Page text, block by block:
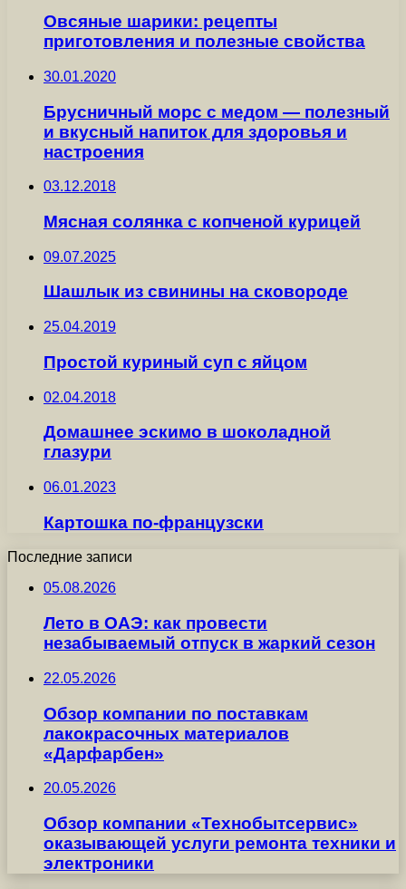
Овсяные шарики: рецепты
приготовления и полезные свойства
30.01.2020
Брусничный морс с медом — полезный
и вкусный напиток для здоровья и
настроения
03.12.2018
Мясная солянка с копченой курицей
09.07.2025
Шашлык из свинины на сковороде
25.04.2019
Простой куриный суп с яйцом
02.04.2018
Домашнее эскимо в шоколадной
глазури
06.01.2023
Картошка по-французски
Последние записи
05.08.2026
Лето в ОАЭ: как провести
незабываемый отпуск в жаркий сезон
22.05.2026
Обзор компании по поставкам
лакокрасочных материалов
«Дарфарбен»
20.05.2026
Обзор компании «Технобытсервис»
оказывающей услуги ремонта техники и
электроники